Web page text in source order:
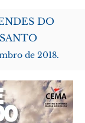
DO
de 2018.